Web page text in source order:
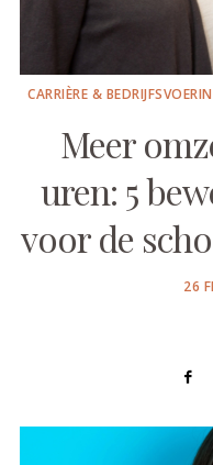
CARRIÈRE &
Meer
uren: 5
voor de
26